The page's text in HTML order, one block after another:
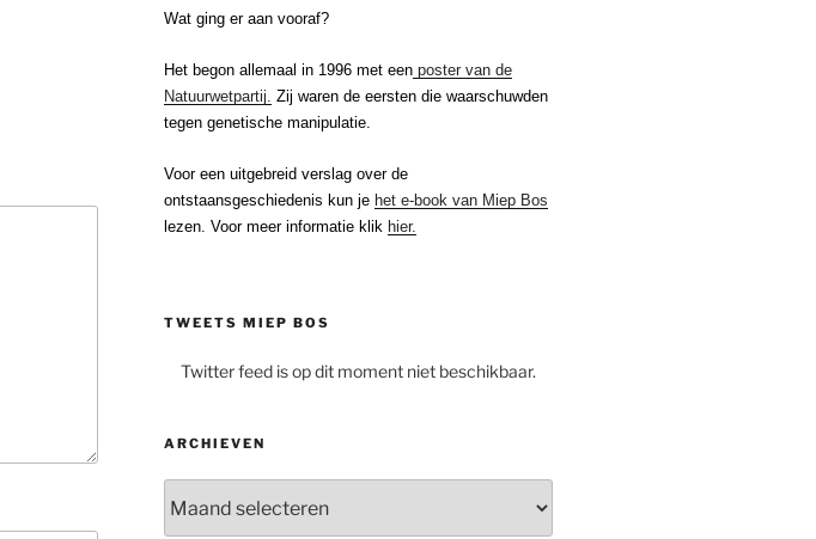
Wat ging er aan vooraf?
Het begon allemaal in 1996 met eenposter van de
Natuurwetpartij. Zij waren de eersten die waarschuwden
tegen genetische manipulatie.
Voor een uitgebreid verslag over de
ontstaansgeschiedenis kun je het e-book van Miep Bos
lezen. Voor meer informatie klik hier.
TWEETS MIEP BOS
Twitter feed is op dit moment niet beschikbaar.
ARCHIEVEN